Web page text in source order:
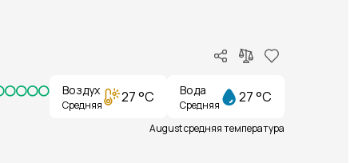
Воздух
Средняя 27 °C Вода
Средняя 27 °C
August средняя температура